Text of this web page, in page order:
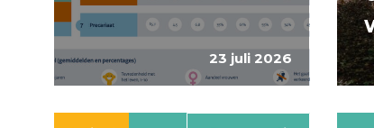
23 juli 2026